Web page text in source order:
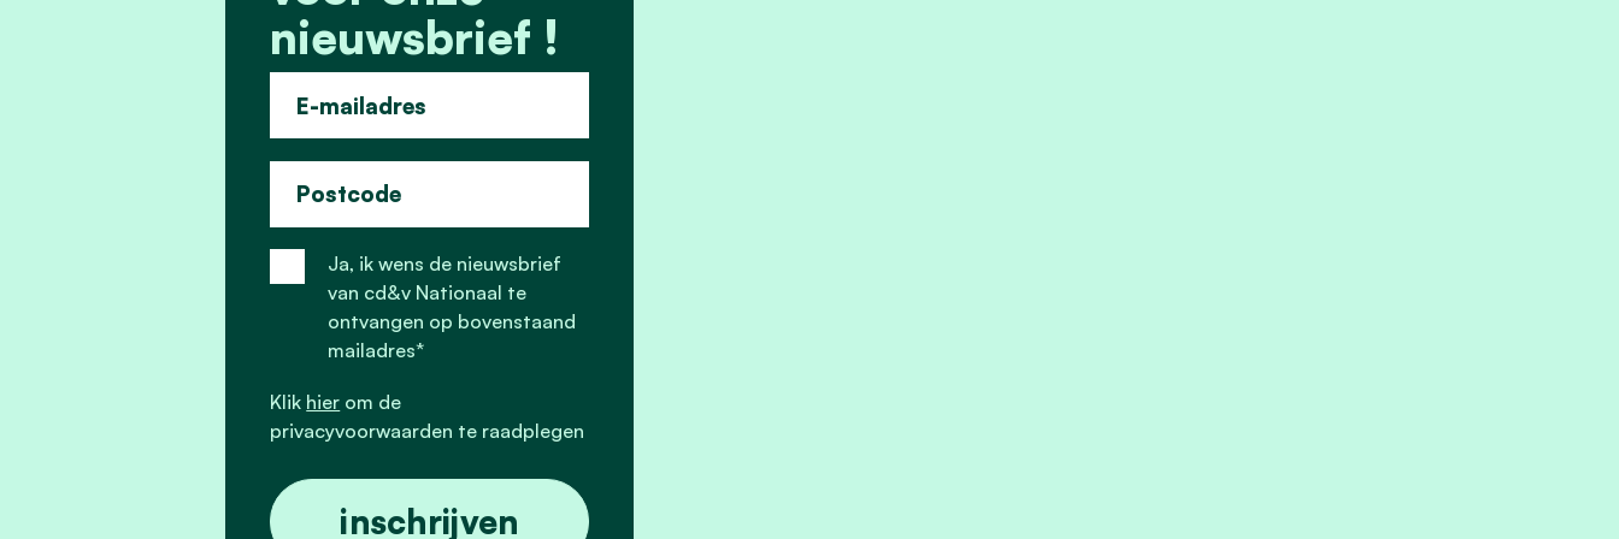
nieuwsbrief !
E-mailadres
Postcode
Ja, ik wens de nieuwsbrief
van cd&v Nationaal te
ontvangen op bovenstaand
mailadres*
Klik hier om de
privacyvoorwaarden te raadplegen